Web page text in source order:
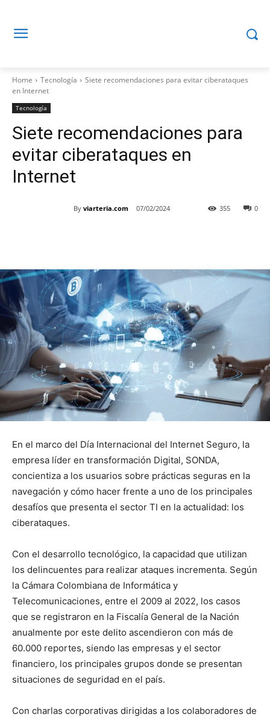
Home Tecnología
Siete recomendaciones para evitar ciberataques
en Internet
Tecnología
Siete recomendaciones para
evitar ciberataques en
Internet
By viarteria.com 07/02/2024 0
355
En el marco del Día Internacional del Internet Seguro, la
empresa líder en transformación Digital, SONDA,
concientiza a los usuarios sobre prácticas seguras en la
navegación y cómo hacer frente a uno de los principales
desafíos que presenta el sector TI en la actualidad: los
ciberataques.
Con el desarrollo tecnológico, la capacidad que utilizan
los delincuentes para realizar ataques incrementa. Según
la Cámara Colombiana de Informática y
Telecomunicaciones, entre el 2009 al 2022, los casos
que se registraron en la Fiscalía General de la Nación
anualmente por este delito ascendieron con más de
60.000 reportes, siendo las empresas y el sector
financiero, los principales grupos donde se presentan
situaciones de seguridad en el país.
Con charlas corporativas dirigidas a los colaboradores de